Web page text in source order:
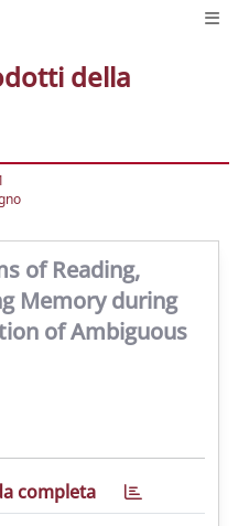
della
of Reading,
Memory during
of Ambiguous
completa